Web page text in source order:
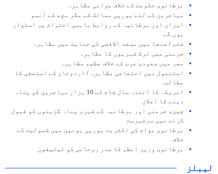
برطانوی حکومت کے خلاف عوامی مظاہرہ
مہاجرین کے لئے یورپی ممالک کے مگر مچھ کے آنسو
ایران اور برطانیہ کے روابط باہمی احترام پر استوار
ہوں گے
فلم / صنعا میں مسجد الاقصی کی حمایت میں مظاہرہ
جرمنی میں ترک شہریوں کا مظاہرہ
مصر میں سعودی عرب کے خلاف عظیم مظاہرہ
استنبول میں احتجاجی مظاہرہ / اردوغان کے استعفی کا
مطالبہ
امریکہ کا آئندہ سال شام کے 10 ہزار مہاجرین کو پناہ
دینے کا اعلان
چین، جرمنی اور برطانیہ کے شہری پناہ گزینوں کو قبول
کرنے میں سرفہرست
برطانوی عوام کی اکثریت یورپی یونین میں شمولیت کے
خلاف
برطانوی وزير اعظم کا صدر روحانی کو ٹیلیفون
لیبلز